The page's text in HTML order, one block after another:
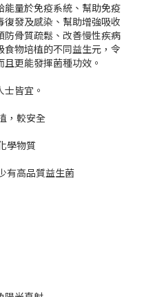
能量於免疫系統、幫助免疫
發及感染、幫助增強吸收
骨質疏鬆、改善慢性疾病
物培植的不同益生元，令
更能發揮菌種功效。
皆宜。
，較安全
學物質
有高品質益生菌